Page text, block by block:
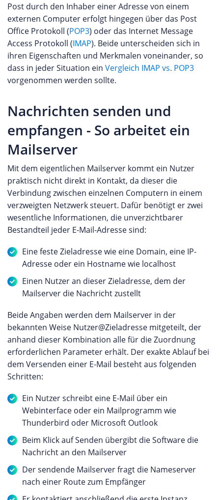
Post durch den Inhaber einer Adresse von einem
externen Computer erfolgt hingegen über das Post
Office Protokoll (POP3) oder das Internet Message
Access Protokoll (IMAP). Beide unterscheiden sich in
ihren Eigenschaften und Merkmalen voneinander, so
dass in jeder Situation ein Vergleich IMAP vs. POP3
vorgenommen werden sollte.
Nachrichten senden und
empfangen - So arbeitet ein
Mailserver
Mit dem eigentlichen Mailserver kommt ein Nutzer
praktisch nicht direkt in Kontakt, da dieser die
Verbindung zwischen einzelnen Computern in einem
verzweigten Netzwerk steuert. Dafür benötigt er zwei
wesentliche Informationen, die unverzichtbarer
Bestandteil jeder E-Mail-Adresse sind:
Eine feste Zieladresse wie eine Domain, eine IP-
Adresse oder ein Hostname wie localhost
Einen Nutzer an dieser Zieladresse, dem der
Mailserver die Nachricht zustellt
Beide Angaben werden dem Mailserver in der
bekannten Weise Nutzer@Zieladresse mitgeteilt, der
anhand dieser Kombination alle für die Zuordnung
erforderlichen Parameter erhält. Der exakte Ablauf bei
dem Versenden einer E-Mail besteht aus folgenden
Schritten:
Ein Nutzer schreibt eine E-Mail über ein
Webinterface oder ein Mailprogramm wie
Thunderbird oder Microsoft Outlook
Beim Klick auf Senden übergibt die Software die
Nachricht an den Mailserver
Der sendende Mailserver fragt die Nameserver
nach einer Route zum Empfänger